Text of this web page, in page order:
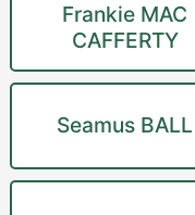
Frankie MAC
CAFFERTY
Seamus BALL